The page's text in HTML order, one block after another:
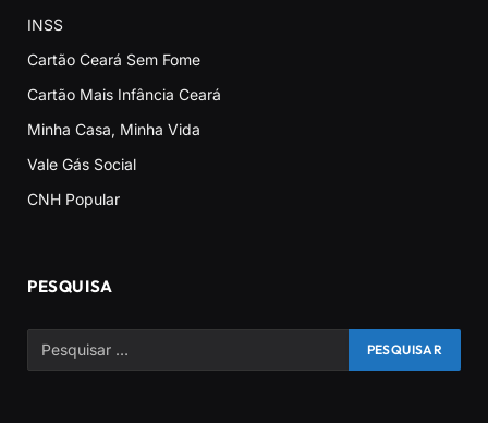
INSS
Cartão Ceará Sem Fome
Cartão Mais Infância Ceará
Minha Casa, Minha Vida
Vale Gás Social
CNH Popular
PESQUISA